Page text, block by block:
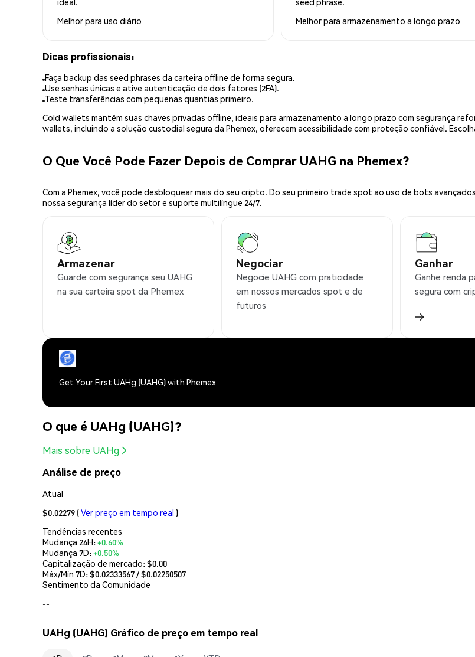
Melhor para uso diário
Melhor para armazenamento a longo prazo
Dicas profissionais:
Faça backup das seed phrases da carteira offline de forma segura.
Use senhas únicas e ative autenticação de dois fatores (2FA).
Teste transferências com pequenas quantias primeiro.
Cold wallets mantêm suas chaves privadas offline, ideais para armazenamento a longo prazo com segurança
wallets, incluindo a solução custodial segura da Phemex, oferecem acessibilidade com proteção confiável.
O Que Você Pode Fazer Depois de Comprar UAHG na Phemex?
Com a Phemex, você pode desbloquear mais do seu cripto. Do seu primeiro trade spot ao uso de bots
nossa segurança líder do setor e suporte multilíngue 24/7.
Armazenar
Guarde com segurança seu UAHG
na sua carteira spot da Phemex
Negociar
Negocie UAHG com praticidade
em nossos mercados spot e de
futuros
Ganhar
Ganhe renda
segura com
Get Your First UAHg (UAHG) with Phemex
O que é UAHg (UAHG)?
Mais sobre UAHg
Análise de preço
Atual
$0.02279 (Ver preço em tempo real )
Tendências recentes
Mudança 24H:+0.60%
Mudança 7D:+0.50%
Capitalização de mercado:$0.00
Máx/Mín 7D: $0.02333567/ $0.02250507
Sentimento da Comunidade
--
UAHg (UAHG) Gráfico de preço em tempo real